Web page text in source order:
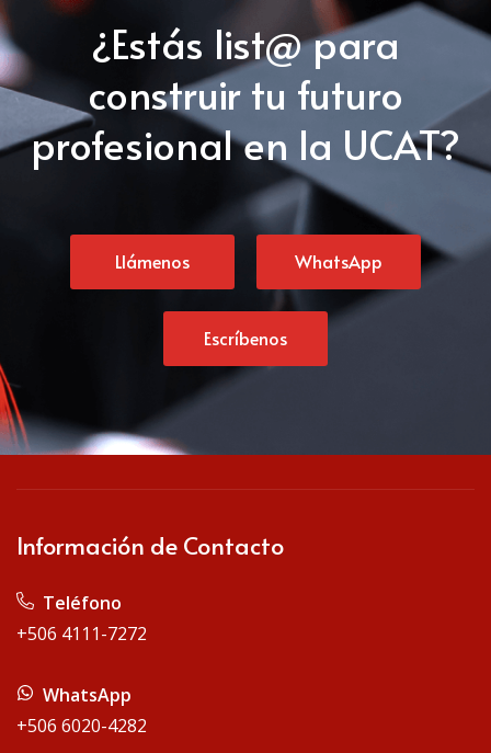
¿Estás list@ para
construir tu futuro
profesional en la UCAT?
Llámenos WhatsApp
Escríbenos
Información de Contacto
Teléfono
+506 4111-7272
WhatsApp
+506 6020-4282